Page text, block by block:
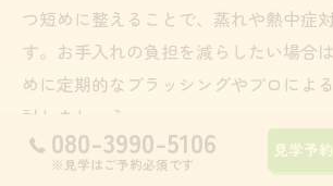
つ短めに整えることで、蒸れや熱中症
す。お手入れの負担を減らしたい場合
めに定期的なブラッシングやプロによ
討しましょう。
最終的には、家族のライフスタイルや
080-3990-5106
※見学はご予約必須です
見学予